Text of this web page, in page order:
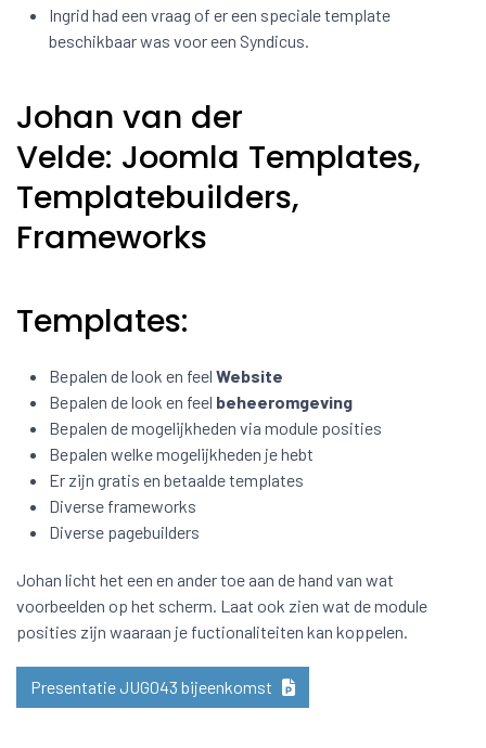
Ingrid had een vraag of er een speciale template
beschikbaar was voor een Syndicus.
Johan van der
Velde: Joomla Templates,
Templatebuilders,
Frameworks
Templates:
Bepalen de look en feel Website
Bepalen de look en feel beheeromgeving
Bepalen de mogelijkheden via module posities
Bepalen welke mogelijkheden je hebt
Er zijn gratis en betaalde templates
Diverse frameworks
Diverse pagebuilders
Johan licht het een en ander toe aan de hand van wat
voorbeelden op het scherm. Laat ook zien wat de module
posities zijn waaraan je fuctionaliteiten kan koppelen.
Presentatie JUG043 bijeenkomst